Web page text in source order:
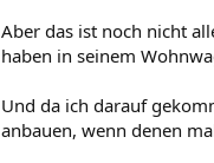
Aber das ist noch nicht
haben in seinem
Und da ich darauf
anbauen, wenn denen